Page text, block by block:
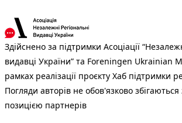
Здійснено за підтримки Асоціації
видавці України” та Foreningen Ukrainian
рамках реалізації проєкту Хаб підтримки
Погляди авторів не обов'язково
позицією партнерів